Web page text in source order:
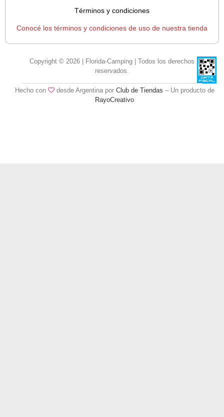
Términos y condiciones
Conocé los términos y condiciones de uso de nuestra tienda
Copyright © 2026 | Florida-Camping | Todos los derechos
reservados.
Hecho con desde Argentina por Club de Tiendas – Un producto de
RayoCreativo